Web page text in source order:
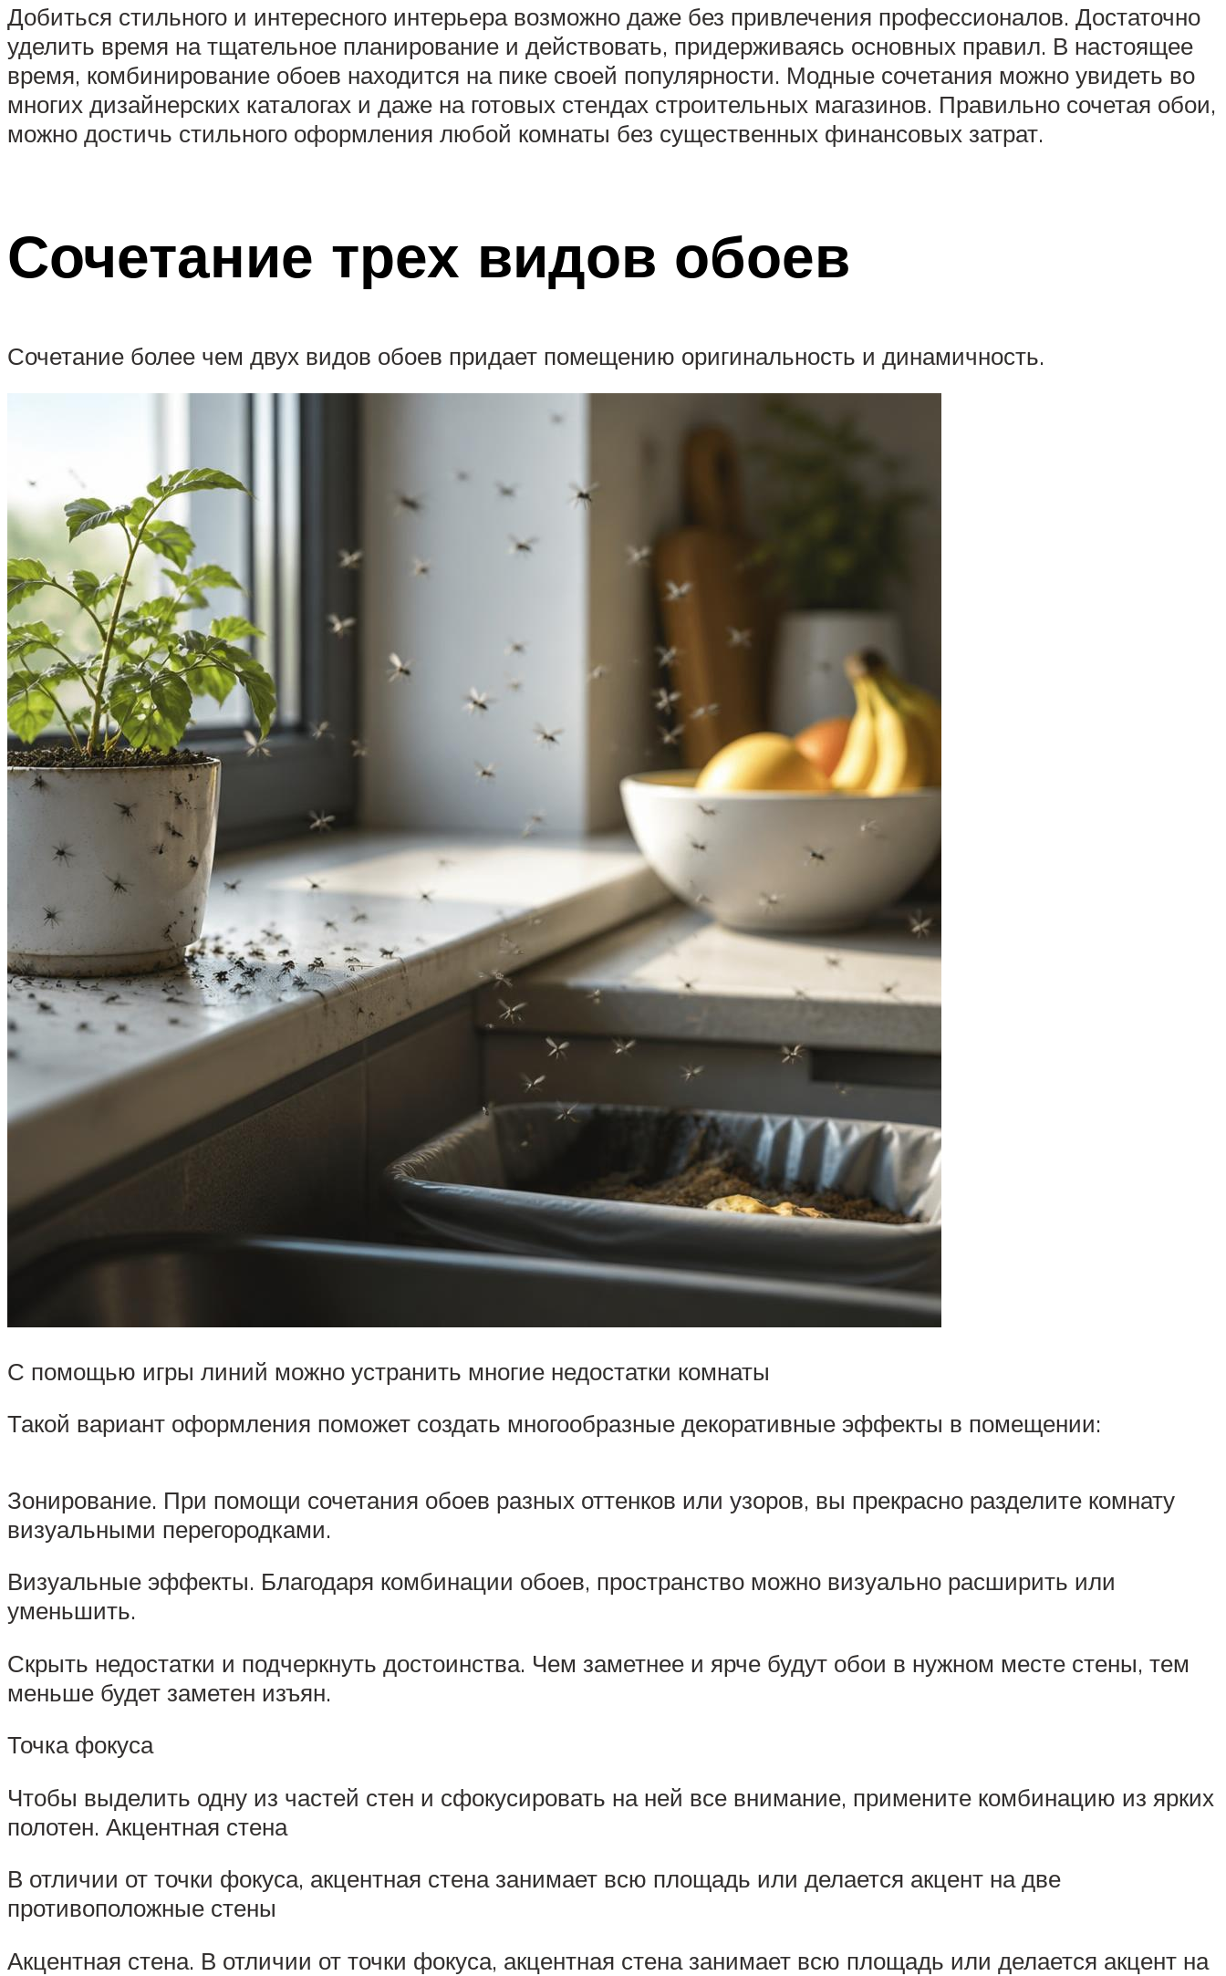
Добиться стильного и интересного интерьера возможно даже без привлечения профессионалов. Достаточно
уделить время на тщательное планирование и действовать, придерживаясь основных правил. В настоящее
время, комбинирование обоев находится на пике своей популярности. Модные сочетания можно увидеть во
многих дизайнерских каталогах и даже на готовых стендах строительных магазинов. Правильно сочетая обои,
можно достичь стильного оформления любой комнаты без существенных финансовых затрат.
Сочетание трех видов обоев
Сочетание более чем двух видов обоев придает помещению оригинальность и динамичность.
С помощью игры линий можно устранить многие недостатки комнаты
Такой вариант оформления поможет создать многообразные декоративные эффекты в помещении:
Зонирование. При помощи сочетания обоев разных оттенков или узоров, вы прекрасно разделите комнату
визуальными перегородками.
Визуальные эффекты. Благодаря комбинации обоев, пространство можно визуально расширить или
уменьшить.
Скрыть недостатки и подчеркнуть достоинства. Чем заметнее и ярче будут обои в нужном месте стены, тем
меньше будет заметен изъян.
Точка фокуса
Чтобы выделить одну из частей стен и сфокусировать на ней все внимание, примените комбинацию из ярких
полотен. Акцентная стена
В отличии от точки фокуса, акцентная стена занимает всю площадь или делается акцент на две
противоположные стены
Акцентная стена. В отличии от точки фокуса, акцентная стена занимает всю площадь или делается акцент на